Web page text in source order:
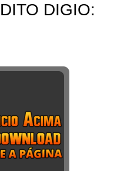
DIGIO: